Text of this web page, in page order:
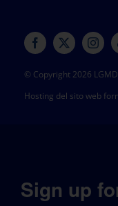
© Copyright 2026
Hosting del sito web
Sign up